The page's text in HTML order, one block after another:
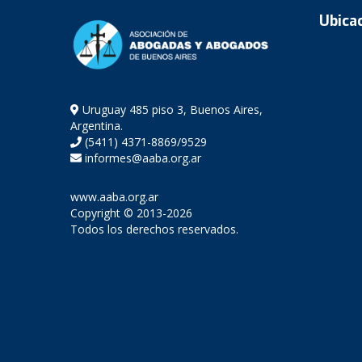
Uruguay 485 piso 3, Buenos Aires,
Argentina.
(5411) 4371-8869/9529
informes@aaba.org.ar
www.aaba.org.ar
Copyright © 2013-2026
Todos los derechos reservados.